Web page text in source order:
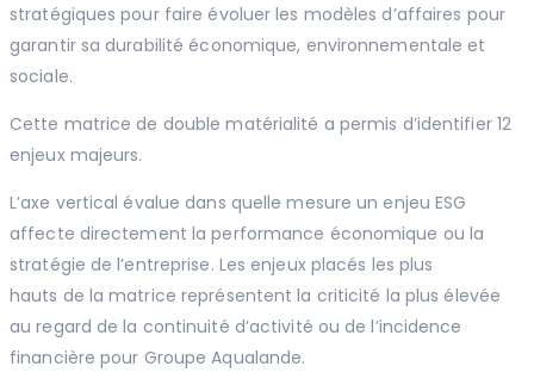
stratégiques pour faire évoluer les modèles d’affaires pour
garantir sa durabilité économique, environnementale et
sociale.
Cette matrice de double matérialité a permis d’identifier 12
enjeux majeurs.
L’axe vertical évalue dans quelle mesure un enjeu ESG
affecte directement la performance économique ou la
stratégie de l’entreprise. Les enjeux placés les plus
hauts de la matrice représentent la criticité la plus élevée
au regard de la continuité d’activité ou de l’incidence
financière pour Groupe Aqualande.